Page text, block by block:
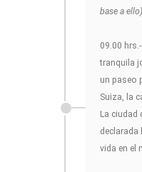
base a
09.00
tranquila
un paseo
Suiza, la
La ciudad
declarada
vida en el